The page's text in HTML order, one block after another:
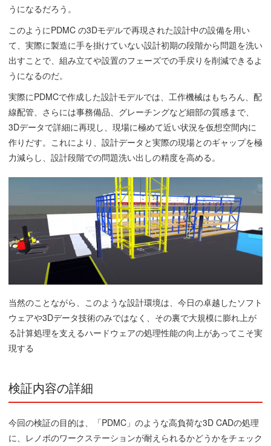
うになるだろう。
このようにPDMC の3Dモデルで再現された設計中の設備を用い
て、実際に製造に手を掛けていない設計初期の段階から問題を洗い
出すことで、組み立てや設置のフェーズでの手戻りを削減できるよ
うになるのだ。
実際にPDMCで作成した設計モデルでは、工作機械はもちろん、配
線配管、さらには事務備品、グレーチングなど細部の質感まで、
3Dデータで詳細に再現し、現場に極めて近い状況を仮想空間内に
作りだす。これにより、設計データと実際の現場とのギャップを極
力減らし、設計段階での問題洗い出しの精度を高める。
当然のことながら、このような設計環境は、今日の卓越したソフト
ウェアや3Dデータ技術のみではなく、その裏で大規模に膨れ上が
る計算処理を支えるハードウェアの処理性能の向上があってこそ実
現する
検証内容の詳細
今回の検証の目的は、「PDMC」のような高負荷な3D CADの処理
に、レノボのワークステーションが耐えられるかどうかをチェック